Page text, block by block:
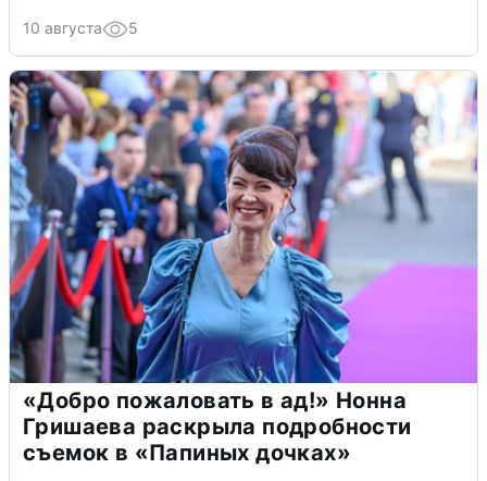
10 августа 5
«Добро пожаловать в ад!» Нонна
Гришаева раскрыла подробности
съемок в «Папиных дочках»